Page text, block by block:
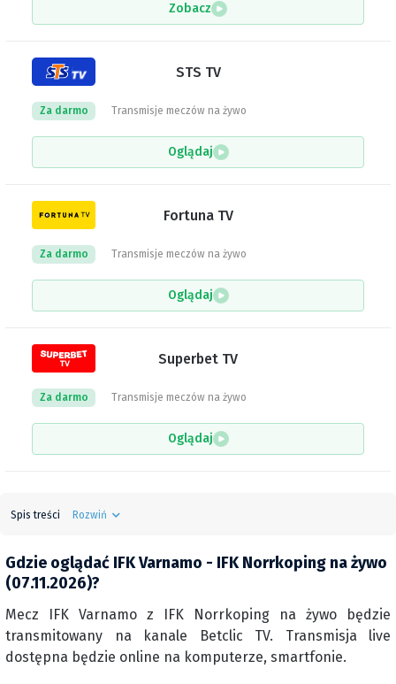
Zobacz
STS TV
Transmisje meczów na żywo
Za darmo
Oglądaj
Fortuna TV
Transmisje meczów na żywo
Za darmo
Oglądaj
Superbet TV
Transmisje meczów na żywo
Za darmo
Oglądaj
Spis treści Rozwiń
Gdzie oglądać IFK Varnamo - IFK Norrkoping na żywo
(07.11.2026)?
Mecz IFK Varnamo z IFK Norrkoping na żywo będzie
transmitowany na kanale Betclic TV. Transmisja live
dostępna będzie online na komputerze, smartfonie.